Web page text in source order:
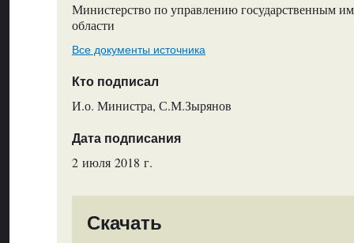
Министерство по управлению государственным
области
Все документы источника
Кто подписал
И.о. Министра, С.М.Зырянов
Дата подписания
2 июля 2018 г.
Скачать